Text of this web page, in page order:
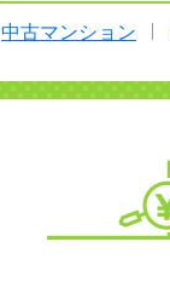
中古マンション